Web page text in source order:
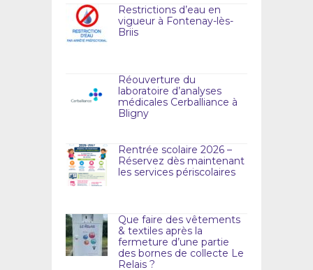
Restrictions d’eau en
vigueur à Fontenay-lès-
Briis
Réouverture du
laboratoire d’analyses
médicales Cerballiance à
Bligny
Rentrée scolaire 2026 –
Réservez dès maintenant
les services périscolaires
Que faire des vêtements
& textiles après la
fermeture d’une partie
des bornes de collecte Le
Relais ?